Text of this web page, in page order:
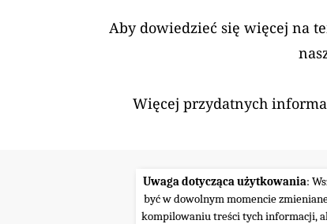
Aby dowiedzieć się więcej na
Więcej przydatnych
Uwaga dotycząca użytkowania:
być w dowolnym momencie
kompilowaniu treści tych informacji,